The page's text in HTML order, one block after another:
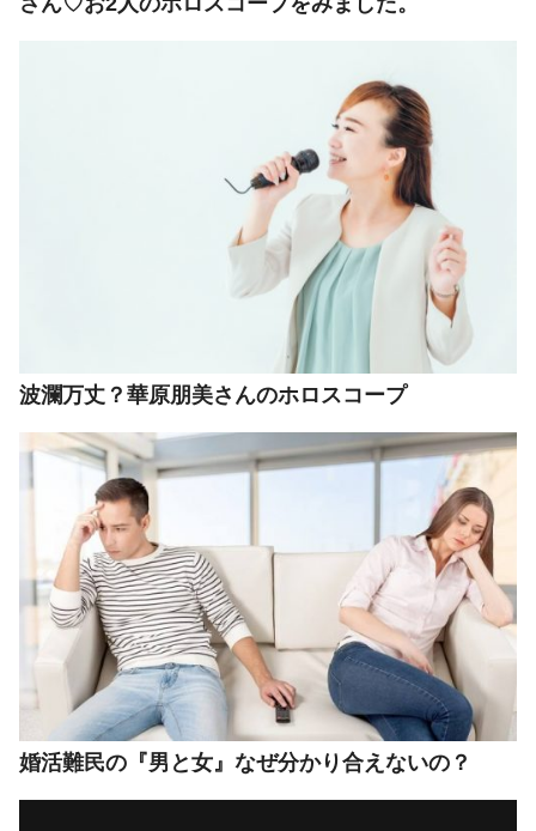
波瀾万丈？華原朋美さんのホロスコープ
婚活難民の『男と女』なぜ分かり合えないの？